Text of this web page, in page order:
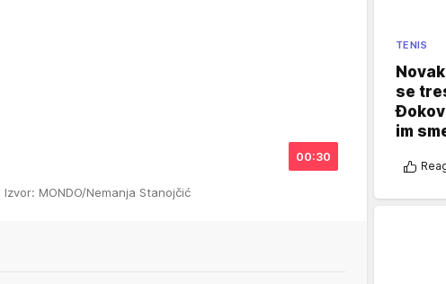
00:30
Izvor: MONDO/Nemanja Stanojčić
TENIS
se
im